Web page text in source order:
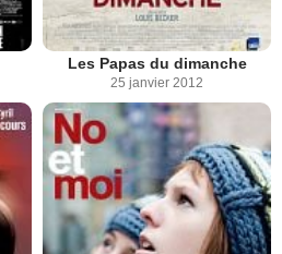
Les Papas du dimanche
25 janvier 2012